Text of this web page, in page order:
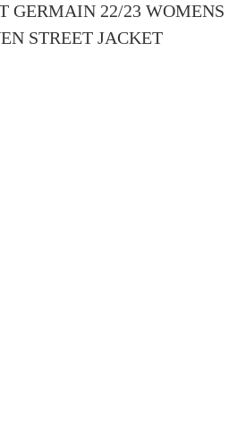
GERMAIN 22/23 WOMENS
STREET JACKET